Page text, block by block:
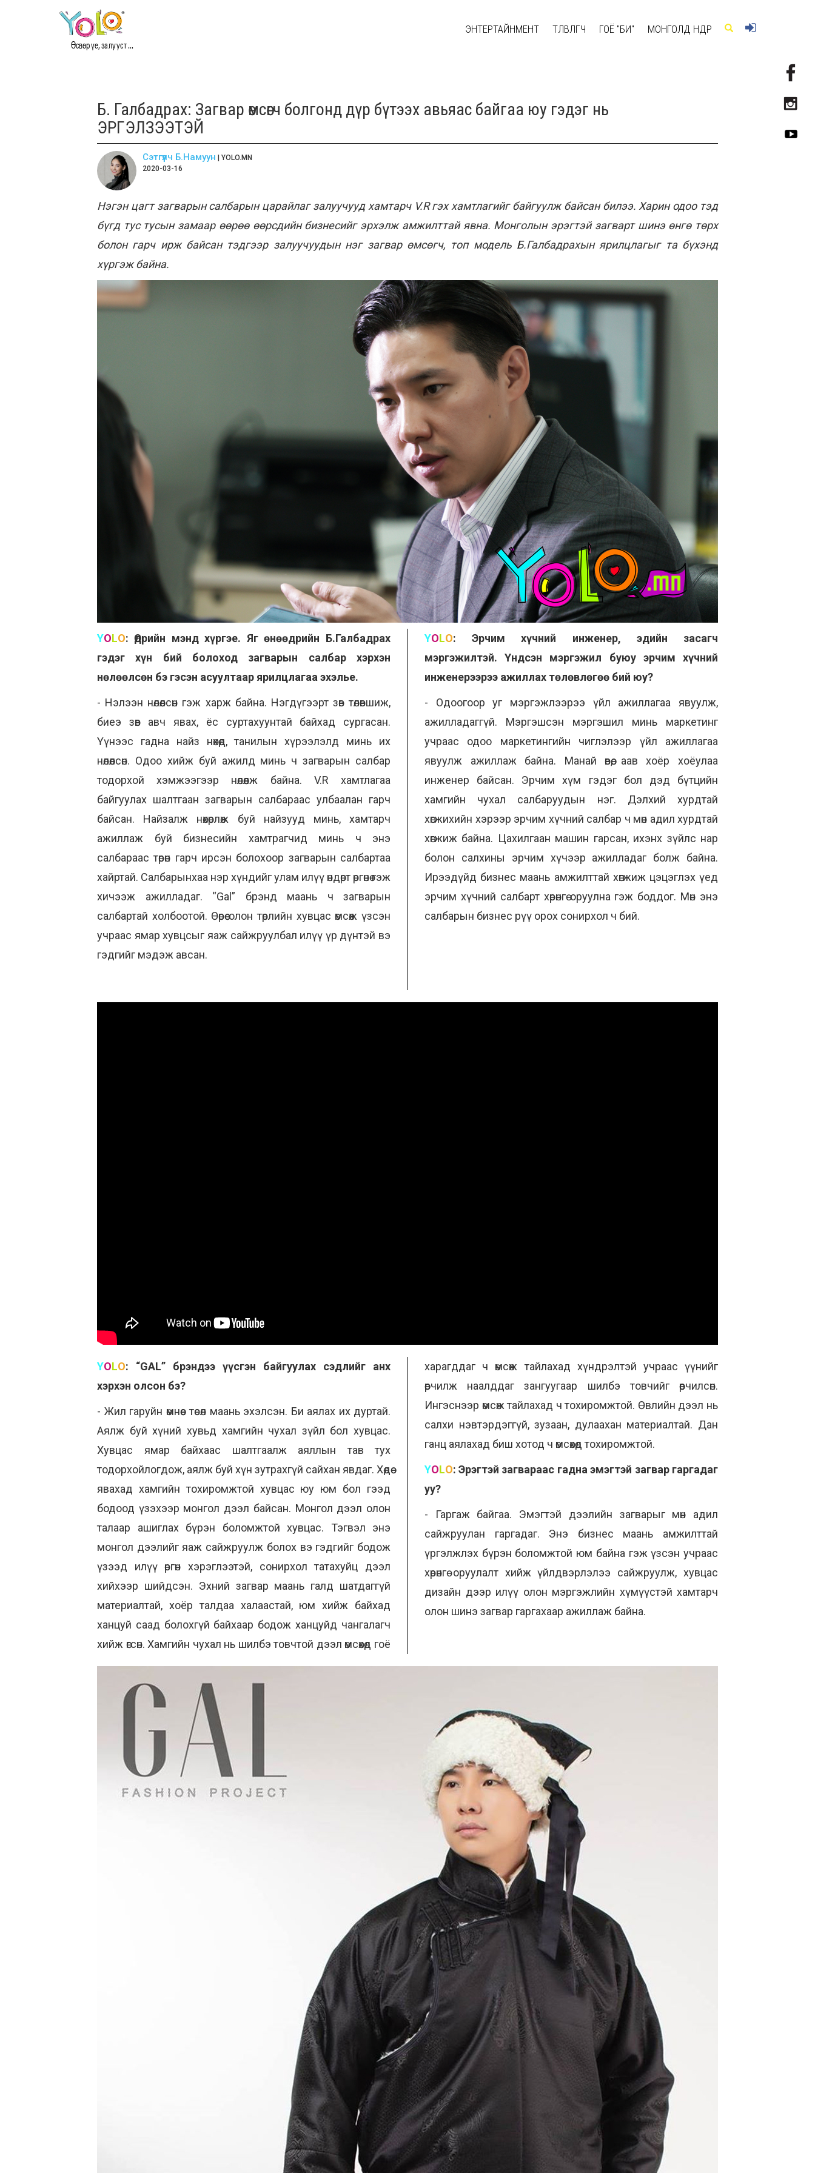
Өсвөр үе, залууст ...
ЭНТЕРТАЙНМЕНТ ТӨЛӨВЛӨГЧ ГОЁ "БИ" МОНГОЛД ӨНӨӨДӨР
Б. Галбадрах: Загвар өмсөгч болгонд дүр бүтээх авьяас байгаа юу гэдэг нь
ЭРГЭЛЗЭЭТЭЙ
Сэтгүүлч Б.Намуун | YOLO.MN
2020-03-16
Нэгэн цагт загварын салбарын царайлаг залуучууд хамтарч V.R гэх хамтлагийг байгуулж байсан билээ. Харин одоо тэд
бүгд тус тусын замаар өөрөө өөрсдийн бизнесийг эрхэлж амжилттай явна. Монголын эрэгтэй загварт шинэ өнгө төрх
болон гарч ирж байсан тэдгээр залуучуудын нэг загвар өмсөгч, топ модель Б.Галбадрахын ярилцлагыг та бүхэнд
хүргэж байна.
YOLO: Өдрийн мэнд хүргэе. Яг өнөөдрийн Б.Галбадрах
гэдэг хүн бий болоход загварын салбар хэрхэн
нөлөөлсөн бэ гэсэн асуултаар ярилцлагаа эхэлье.
- Нэлээн нөлөөлсөн гэж харж байна. Нэгдүгээрт зөв төлөвшиж,
биеэ зөв авч явах, ёс суртахуунтай байхад сургасан.
Үүнээс гадна найз нөхөд, танилын хүрээлэлд минь их
нөлөөлсөн. Одоо хийж буй ажилд минь ч загварын салбар
тодорхой хэмжээгээр нөлөөлж байна. V.R хамтлагаа
байгуулах шалтгаан загварын салбараас улбаалан гарч
байсан. Найзалж нөхөрлөж буй найзууд минь, хамтарч
ажиллаж буй бизнесийн хамтрагчид минь ч энэ
салбараас төрөн гарч ирсэн болохоор загварын салбартаа
хайртай. Салбарынхаа нэр хүндийг улам илүү өндөрт өргөнө гэж
хичээж ажилладаг. “Gal” брэнд маань ч загварын
салбартай холбоотой. Өөрөө олон төрлийн хувцас өмсөж үзсэн
учраас ямар хувцсыг яаж сайжруулбал илүү үр дүнтэй вэ
гэдгийг мэдэж авсан.
YOLO: Эрчим хүчний инженер, эдийн засагч
мэргэжилтэй. Үндсэн мэргэжил буюу эрчим хүчний
инженерээрээ ажиллах төлөвлөгөө бий юу?
- Одоогоор уг мэргэжлээрээ үйл ажиллагаа явуулж,
ажилладаггүй. Мэргэшсэн мэргэшил минь маркетинг
учраас одоо маркетингийн чиглэлээр үйл ажиллагаа
явуулж ажиллаж байна. Манай өвөө, аав хоёр хоёулаа
инженер байсан. Эрчим хүм гэдэг бол дэд бүтцийн
хамгийн чухал салбаруудын нэг. Дэлхий хурдтай
хөгжихийн хэрээр эрчим хүчний салбар ч мөн адил хурдтай
хөгжиж байна. Цахилгаан машин гарсан, ихэнх зүйлс нар
болон салхины эрчим хүчээр ажилладаг болж байна.
Ирээдүйд бизнес маань амжилттай хөгжиж цэцэглэх үед
эрчим хүчний салбарт хөрөнгө оруулна гэж боддог. Мөн энэ
салбарын бизнес рүү орох сонирхол ч бий.
YOLO: “GAL” брэндээ үүсгэн байгуулах сэдлийг анх
хэрхэн олсон бэ?
- Жил гаруйн өмнөөс төсөл маань эхэлсэн. Би аялах их дуртай.
Аялж буй хүний хувьд хамгийн чухал зүйл бол хувцас.
Хувцас ямар байхаас шалтгаалж аяллын тав тух
тодорхойлогдож, аялж буй хүн зутрахгүй сайхан явдаг. Хөдөө
явахад хамгийн тохиромжтой хувцас юу юм бол гээд
бодоод үзэхээр монгол дээл байсан. Монгол дээл олон
талаар ашиглах бүрэн боломжтой хувцас. Тэгвэл энэ
монгол дээлийг яаж сайжруулж болох вэ гэдгийг бодож
үзээд илүү өргөн хэрэглээтэй, сонирхол татахуйц дээл
хийхээр шийдсэн. Эхний загвар маань галд шатдаггүй
материалтай, хоёр талдаа халаастай, юм хийж байхад
ханцуй саад болохгүй байхаар бодож ханцуйд чангалагч
хийж өгсөн. Хамгийн чухал нь шилбэ товчтой дээл өмсөхөд гоё
харагддаг ч өмсөж тайлахад хүндрэлтэй учраас үүнийг
өөрчилж наалддаг зангуугаар шилбэ товчийг өөрчилсөн.
Ингэснээр өмсөж тайлахад ч тохиромжтой. Өвлийн дээл нь
салхи нэвтэрдэггүй, зузаан, дулаахан материалтай. Дан
ганц аялахад биш хотод ч өмсөхөд тохиромжтой.
YOLO: Эрэгтэй загвараас гадна эмэгтэй загвар гаргадаг
уу?
- Гаргаж байгаа. Эмэгтэй дээлийн загварыг мөн адил
сайжруулан гаргадаг. Энэ бизнес маань амжилттай
үргэлжлэх бүрэн боломжтой юм байна гэж үзсэн учраас
хөрөнгө оруулалт хийж үйлдвэрлэлээ сайжруулж, хувцас
дизайн дээр илүү олон мэргэжлийн хүмүүстэй хамтарч
олон шинэ загвар гаргахаар ажиллаж байна.